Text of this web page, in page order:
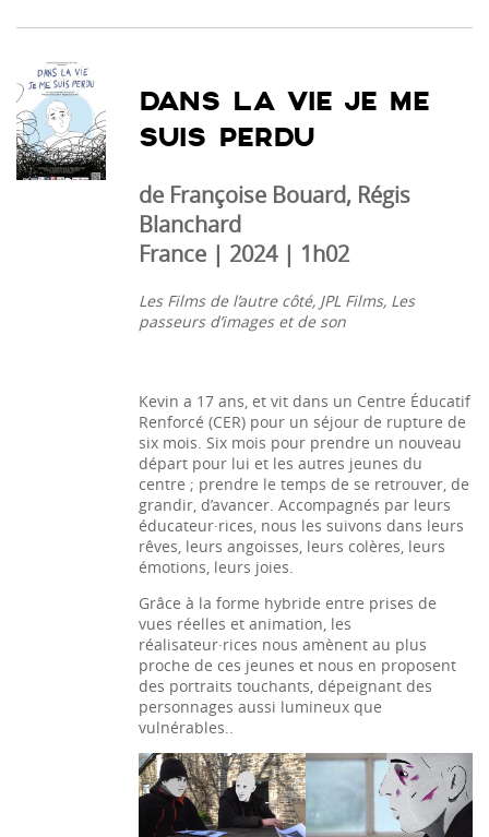
DANS LA VIE JE ME
SUIS PERDU
de Françoise Bouard, Régis
Blanchard
France | 2024 | 1h02
Les Films de l’autre côté, JPL Films, Les
passeurs d’images et de son
Kevin a 17 ans, et vit dans un Centre Éducatif
Renforcé (CER) pour un séjour de rupture de
six mois. Six mois pour prendre un nouveau
départ pour lui et les autres jeunes du
centre ; prendre le temps de se retrouver, de
grandir, d’avancer. Accompagnés par leurs
éducateur·rices, nous les suivons dans leurs
rêves, leurs angoisses, leurs colères, leurs
émotions, leurs joies.
Grâce à la forme hybride entre prises de
vues réelles et animation, les
réalisateur·rices nous amènent au plus
proche de ces jeunes et nous en proposent
des portraits touchants, dépeignant des
personnages aussi lumineux que
vulnérables..